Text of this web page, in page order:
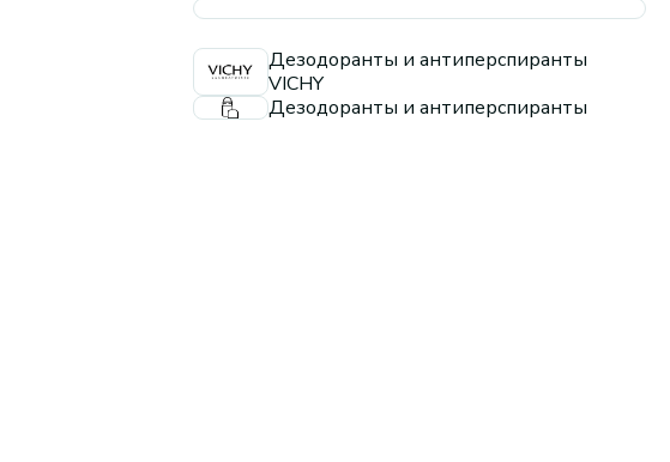
Дезодоранты и антиперспиранты
VICHY
Дезодоранты и антиперспиранты